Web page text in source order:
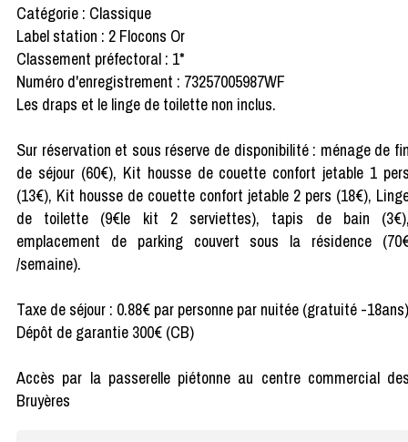
Catégorie : Classique
Label station : 2 Flocons Or
Classement préfectoral : 1*
Numéro d'enregistrement : 73257005987WF
Les draps et le linge de toilette non inclus.
Sur réservation et sous réserve de disponibilité : ménage de
de séjour (60€), Kit housse de couette confort jetable 1
(13€), Kit housse de couette confort jetable 2 pers (18€),
de toilette (9€le kit 2 serviettes), tapis de bain
emplacement de parking couvert sous la résidence
/semaine).
Taxe de séjour : 0.88€ par personne par nuitée (gratuité -18ans)
Dépôt de garantie 300€ (CB)
Accès par la passerelle piétonne au centre commercial
Bruyères